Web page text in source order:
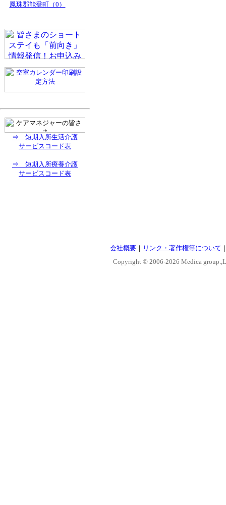
鳳珠郡能登町（0）
⇒ 短期入所生活介護
サービスコード表
⇒ 短期入所療養介護
サービスコード表
会社概要 ｜ リンク・著作権等について
Copyright © 2006-2026 Medica